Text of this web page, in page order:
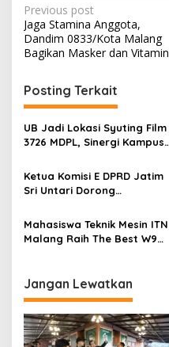
P
o
s
t
n
a
v
i
g
t
o
n
Previous post
Jaga Stamina Anggota,
Dandim 0833/Kota Malang
Bagikan Masker dan Vitamin
Posting Terkait
UB Jadi Lokasi Syuting Film
3726 MDPL, Sinergi Kampus
Hadirkan Pengalaman
Nyata bagi Mahasiswa
Ketua Komisi E DPRD Jatim
Sri Untari Dorong
Posyandu sebagai Garda
Terdepan Layanan
Kesehatan
Mahasiswa Teknik Mesin ITN
Malang Raih The Best W9
Kampus di Panggung
Nasional
Jangan Lewatkan